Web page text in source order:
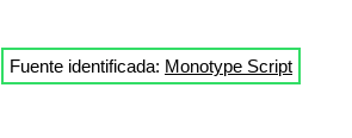
Fuente identificada: Monotype Script